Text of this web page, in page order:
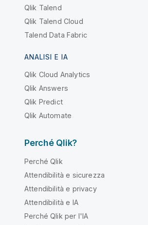
Qlik Talend
Qlik Talend Cloud
Talend Data Fabric
ANALISI E IA
Qlik Cloud Analytics
Qlik Answers
Qlik Predict
Qlik Automate
Perché Qlik?
Perché Qlik
Attendibilità e sicurezza
Attendibilità e privacy
Attendibilità e IA
Perché Qlik per l'IA